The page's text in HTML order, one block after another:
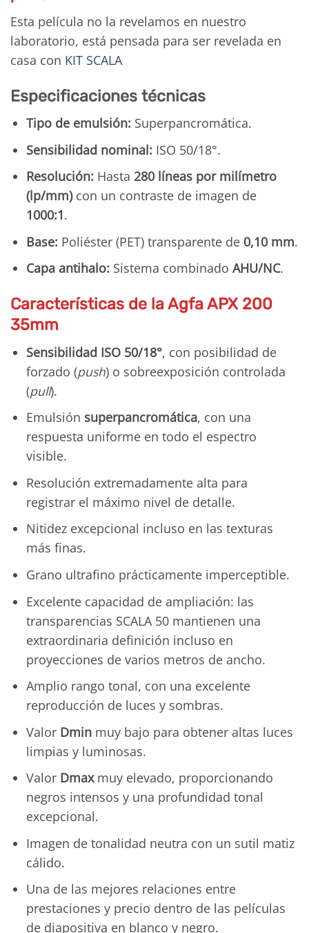
Esta película no la revelamos en nuestro
laboratorio, está pensada para ser revelada en
casa con KIT SCALA
Especificaciones técnicas
Tipo de emulsión: Superpancromática.
Sensibilidad nominal: ISO 50/18°.
Resolución: Hasta 280 líneas por milímetro
(lp/mm)con un contraste de imagen de
1000:1.
Base: Poliéster (PET) transparente de 0,10 mm.
Capa antihalo: Sistema combinado AHU/NC.
Características de la Agfa APX 200
35mm
Sensibilidad ISO 50/18°, con posibilidad de
forzado (push) o sobreexposición controlada
(pull).
Emulsión superpancromática, con una
respuesta uniforme en todo el espectro
visible.
Resolución extremadamente alta para
registrar el máximo nivel de detalle.
Nitidez excepcional incluso en las texturas
más finas.
Grano ultrafino prácticamente imperceptible.
Excelente capacidad de ampliación: las
transparencias SCALA 50 mantienen una
extraordinaria definición incluso en
proyecciones de varios metros de ancho.
Amplio rango tonal, con una excelente
reproducción de luces y sombras.
Valor Dminmuy bajo para obtener altas luces
limpias y luminosas.
Valor Dmaxmuy elevado, proporcionando
negros intensos y una profundidad tonal
excepcional.
Imagen de tonalidad neutra con un sutil matiz
cálido.
Una de las mejores relaciones entre
prestaciones y precio dentro de las películas
de diapositiva en blanco y negro.